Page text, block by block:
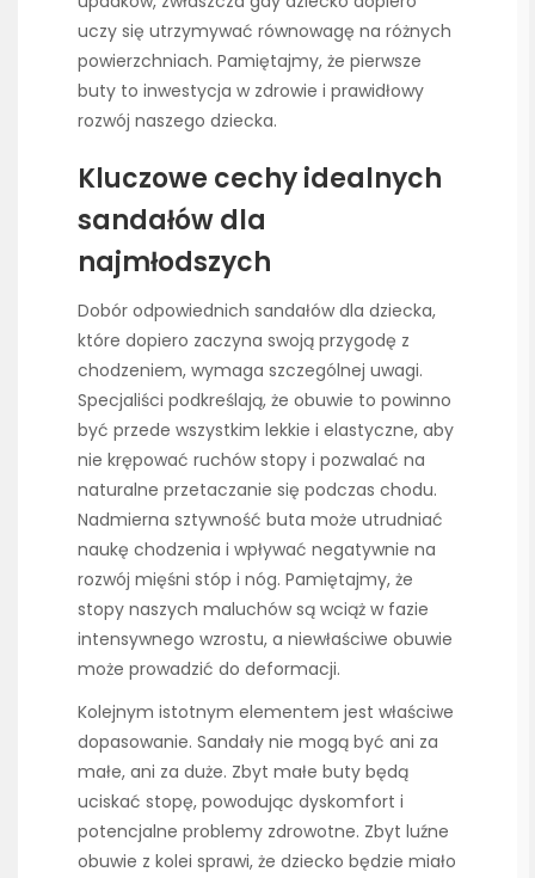
uczy się utrzymywać równowagę na różnych
powierzchniach. Pamiętajmy, że pierwsze
buty to inwestycja w zdrowie i prawidłowy
rozwój naszego dziecka.
Kluczowe cechy idealnych
sandałów dla
najmłodszych
Dobór odpowiednich sandałów dla dziecka,
które dopiero zaczyna swoją przygodę z
chodzeniem, wymaga szczególnej uwagi.
Specjaliści podkreślają, że obuwie to powinno
być przede wszystkim lekkie i elastyczne, aby
nie krępować ruchów stopy i pozwalać na
naturalne przetaczanie się podczas chodu.
Nadmierna sztywność buta może utrudniać
naukę chodzenia i wpływać negatywnie na
rozwój mięśni stóp i nóg. Pamiętajmy, że
stopy naszych maluchów są wciąż w fazie
intensywnego wzrostu, a niewłaściwe obuwie
może prowadzić do deformacji.
Kolejnym istotnym elementem jest właściwe
dopasowanie. Sandały nie mogą być ani za
małe, ani za duże. Zbyt małe buty będą
uciskać stopę, powodując dyskomfort i
potencjalne problemy zdrowotne. Zbyt luźne
obuwie z kolei sprawi, że dziecko będzie miało